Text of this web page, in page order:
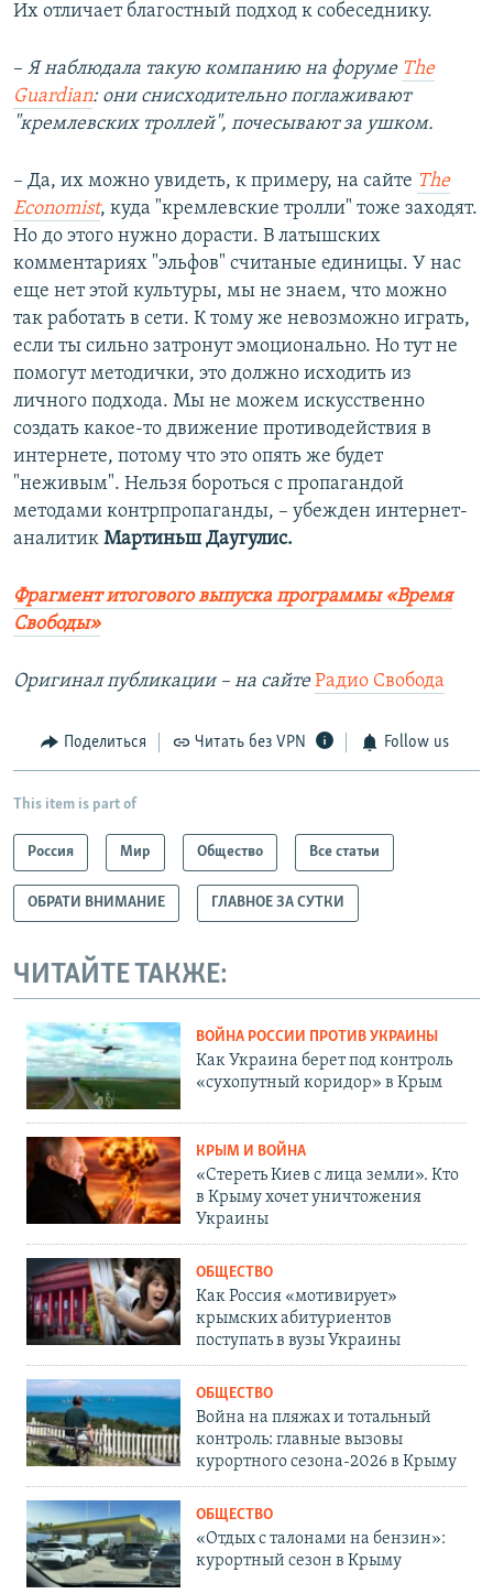
Их отличает благостный подход к собеседнику.
– Я наблюдала такую компанию на форуме The
Guardian​: они снисходительно поглаживают
"кремлевских троллей", почесывают за ушком.
– Да, их можно увидеть, к примеру, на сайте The
Economist, куда "кремлевские тролли" тоже заходят.
Но до этого нужно дорасти. В латышских
комментариях "эльфов" считаные единицы. У нас
еще нет этой культуры, мы не знаем, что можно
так работать в сети. К тому же невозможно играть,
если ты сильно затронут эмоционально. Но тут не
помогут методички, это должно исходить из
личного подхода. Мы не можем искусственно
создать какое-то движение противодействия в
интернете, потому что это опять же будет
"неживым". Нельзя бороться с пропагандой
методами контрпропаганды, – убежден интернет-
аналитик Мартиньш Даугулис.
Фрагмент итогового выпуска программы «Время
Свободы»
Оригинал публикации – на сайтеРадио Свобода
Поделиться Читать без VPN Follow us
This item is part of
Россия Мир Общество Все статьи
ОБРАТИ ВНИМАНИЕ ГЛАВНОЕ ЗА СУТКИ
ЧИТАЙТЕ ТАКЖЕ:
ВОЙНА РОССИИ ПРОТИВ УКРАИНЫ
Как Украина берет под контроль
«сухопутный коридор» в Крым
КРЫМ И ВОЙНА
«Стереть Киев с лица земли». Кто
в Крыму хочет уничтожения
Украины
ОБЩЕСТВО
Как Россия «мотивирует»
крымских абитуриентов
поступать в вузы Украины
ОБЩЕСТВО
Война на пляжах и тотальный
контроль: главные вызовы
курортного сезона-2026 в Крыму
ОБЩЕСТВО
«Отдых с талонами на бензин»:
курортный сезон в Крыму